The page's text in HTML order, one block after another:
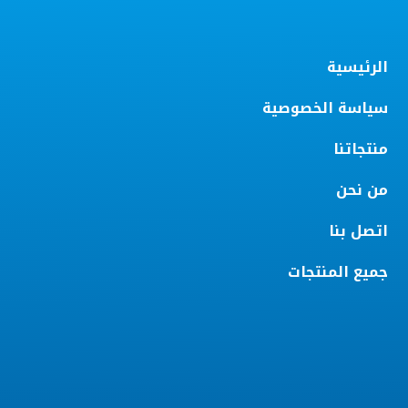
الرئيسية
سياسة الخصوصية
منتجاتنا
من نحن
اتصل بنا
جميع المنتجات